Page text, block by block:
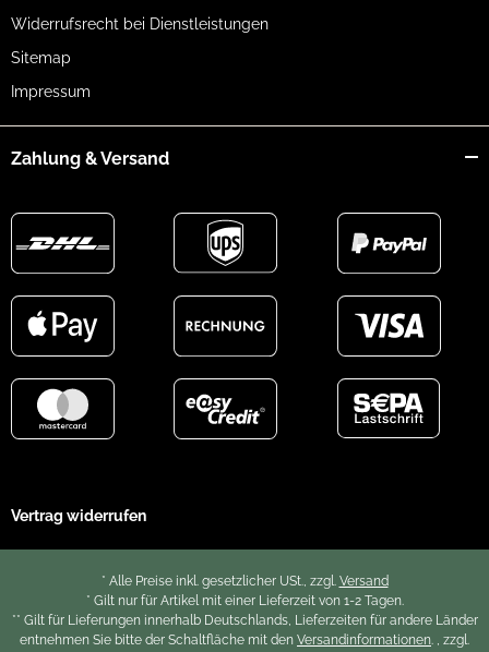
Widerrufsrecht bei Dienstleistungen
Sitemap
Impressum
Zahlung & Versand
Vertrag widerrufen
* Alle Preise inkl. gesetzlicher USt., zzgl. Versand
* Gilt nur für Artikel mit einer Lieferzeit von 1-2 Tagen.
** Gilt für Lieferungen innerhalb Deutschlands, Lieferzeiten für andere Länder
entnehmen Sie bitte der Schaltfläche mit den Versandinformationen. , zzgl.